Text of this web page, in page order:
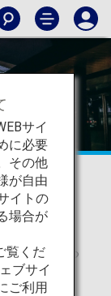
らの
までの役立つ
サイ
に必要
その他
が自由
イトの
場合が
覧くだ
ブサイ
ご利用